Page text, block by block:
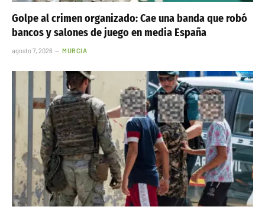
Golpe al crimen organizado: Cae una banda que robó
bancos y salones de juego en media España
agosto 7, 2026 MURCIA